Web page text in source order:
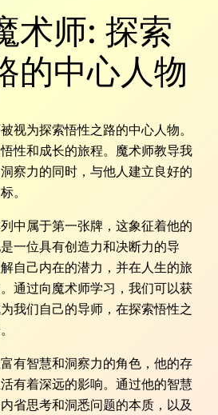
术师: 探索
的中心人物
视为探索悟性之路的中心人物。
性和成长的旅程。魔术师教导我
察力的同时，与他人建立良好的
。
中属于第一张牌，这象征着他的
一位具有创造力和决断力的导
自己内在的潜力，并在人生的旅
通过向魔术师学习，我们可以获
我们自己的导师，在探索悟性之
有智慧和洞察力的角色，他的存
有着深远的影响。通过他的智慧
省思考和洞悉问题的本质，以及